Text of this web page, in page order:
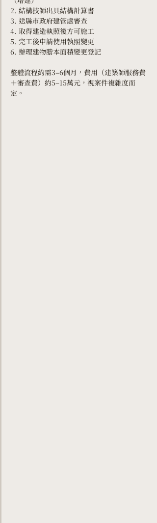
2. 結構技師出具結構計算書
3. 送縣市政府建管處審查
4. 取得建造執照後方可施工
5. 完工後申請使用執照變更
6. 辦理建物謄本面積變更登記
整體流程約需3–6個月，費用（建築師服務費
＋審查費）約5–15萬元，視案件複雜度而
定。